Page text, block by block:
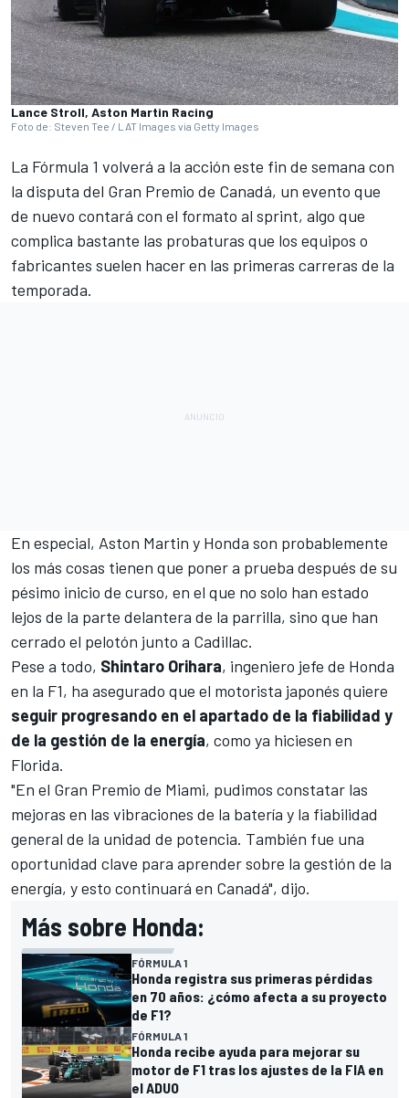
Lance Stroll, Aston Martin Racing
Foto de: Steven Tee / LAT Images via Getty Images
La Fórmula 1 volverá a la acción este fin de semana con
la disputa del Gran Premio de Canadá, un evento que
de nuevo contará con el formato al sprint, algo que
complica bastante las probaturas que los equipos o
fabricantes suelen hacer en las primeras carreras de la
temporada.
En especial, Aston Martin y Honda son probablemente
los más cosas tienen que poner a prueba después de su
pésimo inicio de curso, en el que no solo han estado
lejos de la parte delantera de la parrilla, sino que han
cerrado el pelotón junto a Cadillac.
Pese a todo, Shintaro Orihara, ingeniero jefe de Honda
en la F1, ha asegurado que el motorista japonés quiere
seguir progresando en el apartado de la fiabilidad y
de la gestión de la energía, como ya hiciesen en
Florida.
"En el Gran Premio de Miami, pudimos constatar las
mejoras en las vibraciones de la batería y la fiabilidad
general de la unidad de potencia. También fue una
oportunidad clave para aprender sobre la gestión de la
energía, y esto continuará en Canadá", dijo.
Más sobre Honda:
FÓRMULA 1
Honda registra sus primeras pérdidas
en 70 años: ¿cómo afecta a su proyecto
de F1?
FÓRMULA 1
Honda recibe ayuda para mejorar su
motor de F1 tras los ajustes de la FIA en
el ADUO